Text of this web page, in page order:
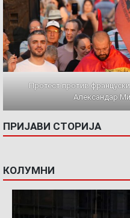
Протест против
Александар
ПРИЈАВИ СТОРИЈА
КОЛУМНИ